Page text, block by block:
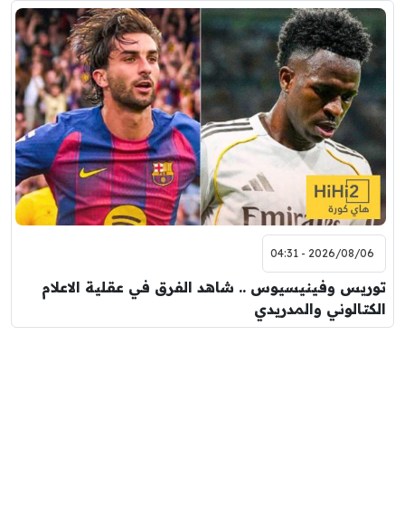
2026/08/06 - 04:31
توريس وفينيسيوس .. شاهد الفرق في عقلية الاعلام
الكتالوني والمدريدي